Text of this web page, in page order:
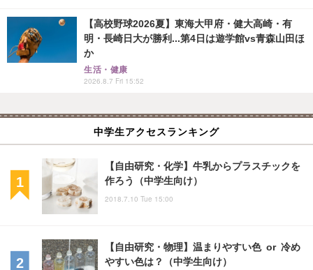
【高校野球2026夏】東海大甲府・健大高崎・有
明・長崎日大が勝利...第4日は遊学館vs青森山田ほ
か
生活・健康
2026.8.7 Fri 15:52
中学生アクセスランキング
【自由研究・化学】牛乳からプラスチックを
作ろう（中学生向け）
2018.7.10 Tue 15:00
【自由研究・物理】温まりやすい色 or 冷め
やすい色は？（中学生向け）